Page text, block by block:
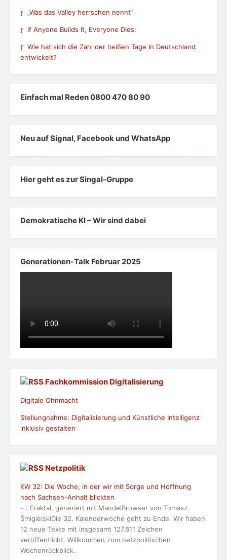
„Was das Valley herrschen nennt“
If Anyone Builds It, Everyone Dies:
Wie hat sich die Zahl der heißen Tage in Deutschland
entwickelt?
Einfach mal Reden 0800 470 80 90
Neu auf Signal, Facebook und WhatsApp
Hier geht es zur Singal-Gruppe
Demokratische KI – Wir sind dabei
Generationen-Talk Februar 2025
Fachkommission Digitalisierung
Digitale Ohnmacht
Stellungnahme: Digitalisierung und Künstliche Intelligenz
inklusiv gestalten
Netzpolitik
KW 32: Die Woche, in der wir mit Sorge und Hoffnung
nach Sachsen-Anhalt blickten
– : Fraktal, generiert mit MandelBrowser von Tomasz
ŚmigielskiDie 32. Kalenderwoche geht zu Ende. Wir haben
12 neue Texte mit insgesamt 127.811 Zeichen
veröffentlicht. Willkommen zum netzpolitischen
Wochenrückblick.